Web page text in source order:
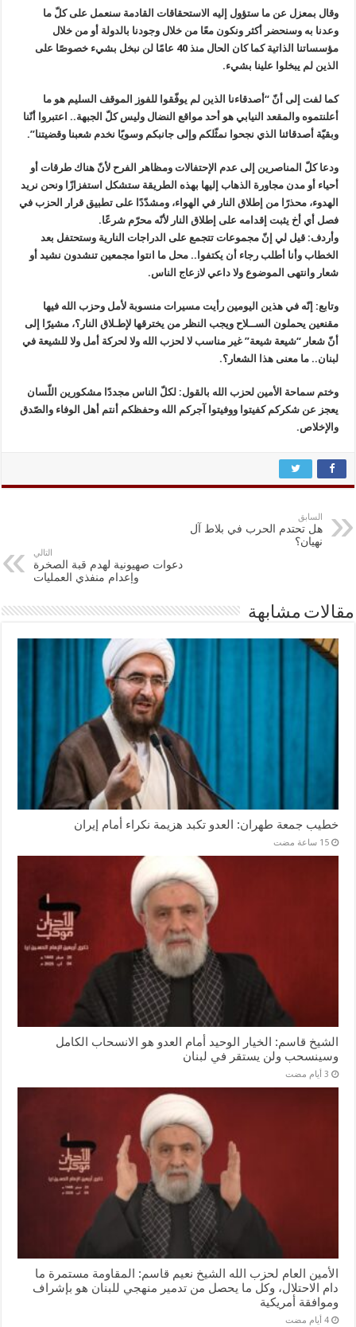
وقال بمعزل عن ما ستؤول إليه الاستحقاقات القادمة سنعمل على كلّ ما
وعدنا به وسنحضر أكثر ونكون معًا من خلال وجودنا بالدولة أو من خلال
مؤسساتنا الذاتية كما كان الحال منذ 40 عامًا لن نبخل بشيء خصوصًا على
الذين لم يبخلوا علينا بشيء.
كما لفت إلى أنّ “أصدقاءنا الذين لم يوفّقوا للفوز الموقف السليم هو ما
أعلنتموه والمقعد النيابي هو أحد مواقع النضال وليس كلّ الجبهة.. اعتبروا أنّنا
وبقيّة أصدقائنا الذي نجحوا نمثّلكم وإلى جانبكم وسويًا نخدم شعبنا وقضيتنا”.
ودعا كلّ المناصرين إلى عدم الإحتفالات ومظاهر الفرح لأنّ هناك طرقات أو
أحياء أو مدن مجاورة الذهاب إليها بهذه الطريقة ستشكل استفزازًا ونحن نريد
الهدوء، محذرًا من إطلاق النار في الهواء، ومشدّدًا على تطبيق قرار الحزب في
فصل أي أخ يثبت إقدامه على إطلاق النار لأنّه محرّم شرعًا.
وأردف: قيل لي إنّ مجموعات تتجمع على الدراجات النارية وستحتفل بعد
الخطاب وأنا أطلب رجاء أن يكتفوا.. محل ما انتوا مجمعين تنشدون نشيد أو
شعار وانتهى الموضوع ولا داعي لازعاج الناس.
وتابع: إنّه في هذين اليومين رأيت مسيرات منسوبة لأمل وحزب الله فيها
مقنعين يحملون الســلاح ويجب النظر من يخترقها لإطـلاق النار؟، مشيرًا إلى
أنّ شعار “شيعة شيعة” غير مناسب لا لحزب الله ولا لحركة أمل ولا للشيعة في
لبنان.. ما معنى هذا الشعار؟.
وختم سماحة الأمين لحزب الله بالقول: لكلّ الناس مجددًا مشكورين اللّسان
يعجز عن شكركم كفيتوا ووفيتوا آجركم الله وحفظكم أنتم أهل الوفاء والصّدق
والإخلاص.
السابق
هل تحتدم الحرب في بلاط آل
نهيان؟
التالي
دعوات صهيونية لهدم قبة الصخرة
وإعدام منفذي العمليات
مقالات مشابهة
خطيب جمعة طهران: العدو تكبد هزيمة نكراء أمام إيران
‏15 ساعة مضت
الشيخ قاسم: الخيار الوحيد أمام العدو هو الانسحاب الكامل
وسينسحب ولن يستقر في لبنان
الأمين العام لحزب الله الشيخ نعيم قاسم: المقاومة مستمرة ما
دام الاحتلال، وكل ما يحصل من تدمير منهجي للبنان هو بإشراف
وموافقة أمريكية
‏4 أيام مضت